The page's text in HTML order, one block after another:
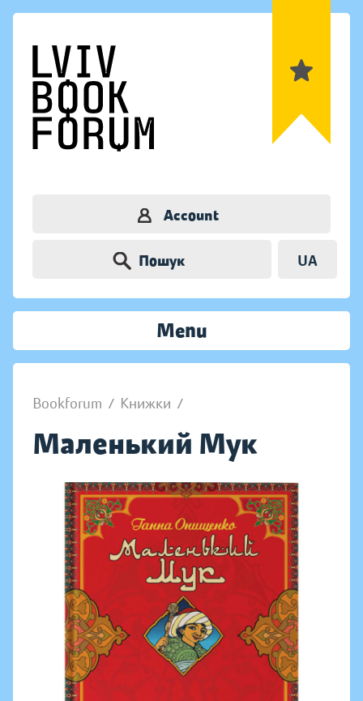
Account
Пошук UA
Menu
Bookforum / Книжки /
Маленький Мук